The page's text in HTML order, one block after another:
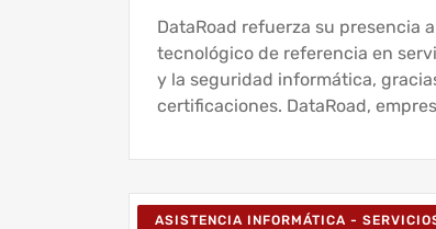
DataRoad refuerza su presencia
tecnológico de referencia en
y la seguridad informática,
certificaciones. DataRoad,
ASISTENCIA INFORMÁTICA -